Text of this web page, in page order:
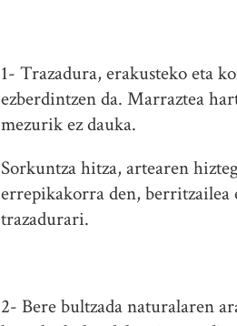
1- Trazadura, erakusteko eta
ezberdintzen da. Marraztea
mezurik ez dauka.
Sorkuntza hitza, artearen
errepikakorra den, berritzailea
trazadurari.
2- Bere bultzada naturalaren